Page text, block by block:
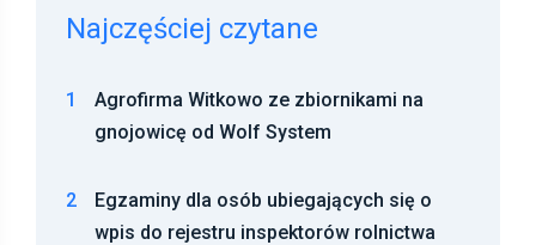
Najczęściej czytane
1
Agrofirma Witkowo ze zbiornikami na
gnojowicę od Wolf System
2
Egzaminy dla osób ubiegających się o
wpis do rejestru inspektorów rolnictwa